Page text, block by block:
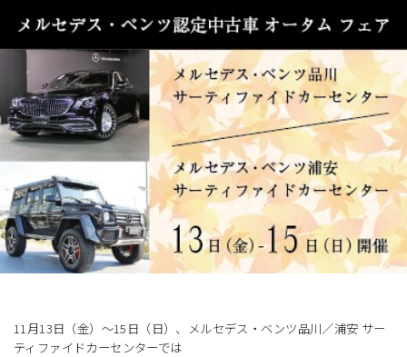
メンテナンス
企業情報
採用情報
11月13日（金）～15日（日）、メルセデス・ベンツ品川／浦安 サー
ティファイドカーセンターでは